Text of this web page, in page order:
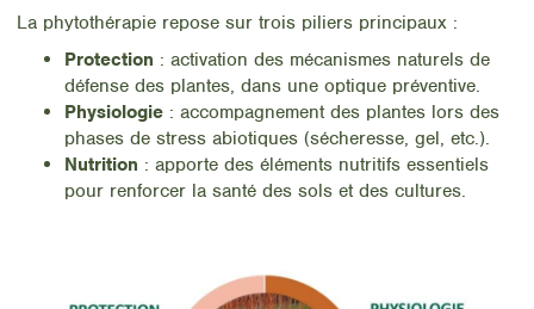
La phytothérapie repose sur trois piliers principaux :
Protection : activation des mécanismes naturels de
défense des plantes, dans une optique préventive.
Physiologie : accompagnement des plantes lors des
phases de stress abiotiques (sécheresse, gel, etc.).
Nutrition : apporte des éléments nutritifs essentiels
pour renforcer la santé des sols et des cultures.